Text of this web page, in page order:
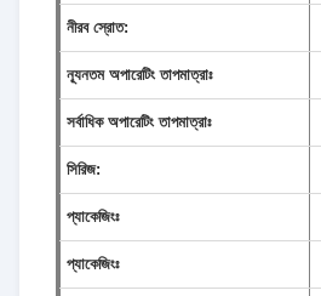
নীরব স্রোত:
ন্যূনতম অপারেটিং তাপমাত্রাঃ
সর্বাধিক অপারেটিং তাপমাত্রাঃ
সিরিজ:
প্যাকেজিংঃ
প্যাকেজিংঃ